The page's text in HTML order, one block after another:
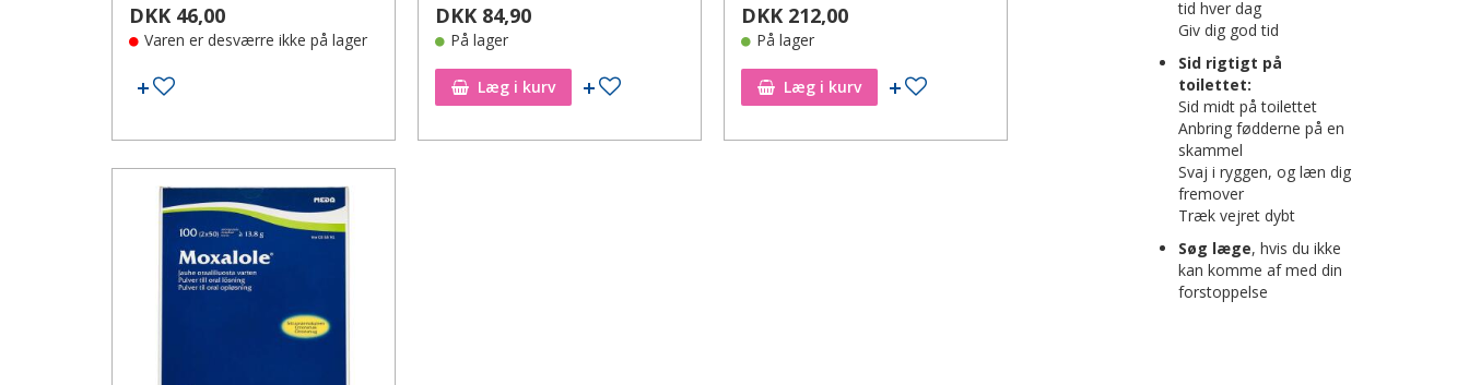
DKK 46,00
Varen er desværre ikke på lager
Tilføj til ønskeseddel
DKK 84,90
På lager
Læg i kurv Tilføj til ønskeseddel
DKK 212,00
På lager
Læg i kurv Tilføj til ønskeseddel
tid hver dag
Giv dig god tid
Sid rigtigt på
toilettet:
Sid midt på toilettet
Anbring fødderne på en
skammel
Svaj i ryggen, og læn dig
fremover
Træk vejret dybt
Søg læge, hvis du ikke
kan komme af med din
forstoppelse